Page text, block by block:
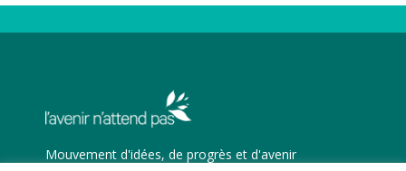
Mouvement d'idées, de progrès et d'avenir